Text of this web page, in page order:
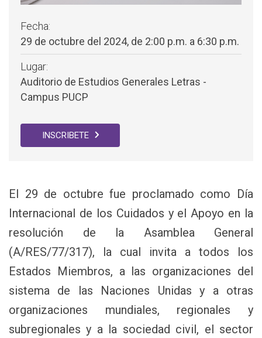
Fecha:
29 de octubre del 2024, de 2:00 p.m. a 6:30 p.m.
Lugar:
Auditorio de Estudios Generales Letras -
Campus PUCP
INSCRIBETE
El 29 de octubre fue proclamado como Día
Internacional de los Cuidados y el Apoyo en la
resolución de la Asamblea General
(A/RES/77/317), la cual invita a todos los
Estados Miembros, a las organizaciones del
sistema de las Naciones Unidas y a otras
organizaciones mundiales, regionales y
subregionales y a la sociedad civil, el sector